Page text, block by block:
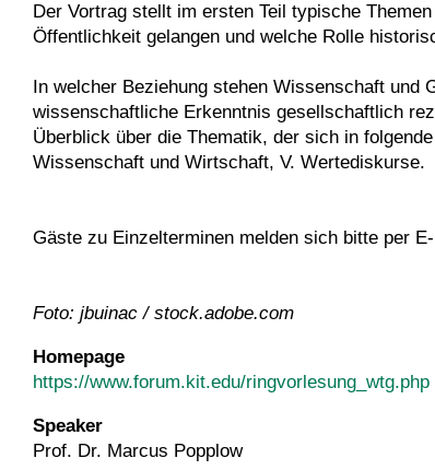
Der Vortrag stellt im ersten Teil typische
Öffentlichkeit gelangen und welche Rolle
In welcher Beziehung stehen Wissenschaft
wissenschaftliche Erkenntnis gesellschaftlich
Überblick über die Thematik, der sich in
Wissenschaft und Wirtschaft, V. Wertediskurse.
Gäste zu Einzelterminen melden sich bitte per
Foto: jbuinac/ stock.adobe.com
Homepage
https://www.forum.kit.edu/ringvorlesung_wtg.php
Speaker
Prof. Dr. Marcus Popplow